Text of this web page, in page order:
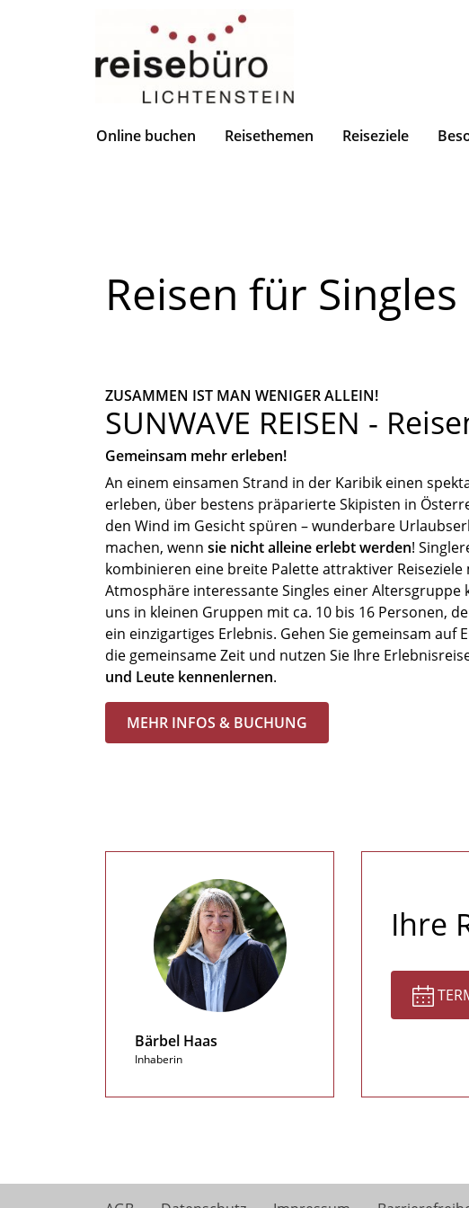
Online buchen Reisethemen Reiseziele
Reisen für
ZUSAMMEN IST MAN WENIGER ALLEIN!
SUNWAVE REISEN -
Gemeinsam mehr erleben!
An einem einsamen Strand in der Karibik einen
erleben, über bestens präparierte Skipisten in
den Wind im Gesicht spüren – wunderbare
machen, wenn sie nicht alleine erlebt werden!
kombinieren eine breite Palette attraktiver
Atmosphäre interessante Singles einer Altersgruppe
uns in kleinen Gruppen mit ca. 10 bis 16 Personen,
ein einzigartiges Erlebnis. Gehen Sie gemeinsam auf
die gemeinsame Zeit und nutzen Sie Ihre
und Leute kennenlernen.
MEHR INFOS & BUCHUNG
Bärbel Haas
Inhaberin
Ihre